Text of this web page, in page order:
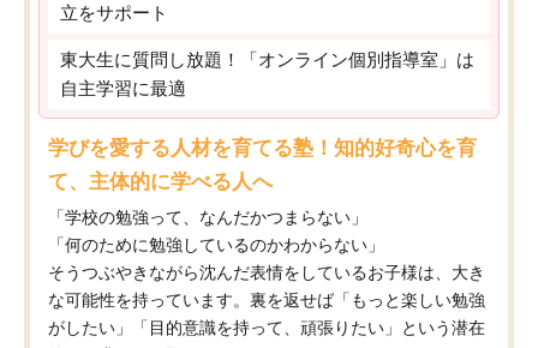
立をサポート
東大生に質問し放題！「オンライン個別指導室」は
自主学習に最適
学びを愛する人材を育てる塾！知的好奇心を育
て、主体的に学べる人へ
「学校の勉強って、なんだかつまらない」
「何のために勉強しているのかわからない」
そうつぶやきながら沈んだ表情をしているお子様は、大き
な可能性を持っています。裏を返せば「もっと楽しい勉強
がしたい」「目的意識を持って、頑張りたい」という潜在